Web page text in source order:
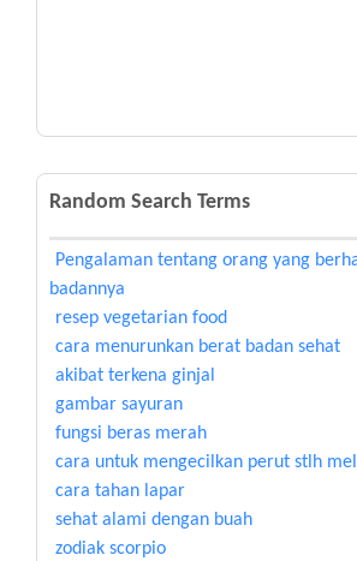
Random Search Terms
Pengalaman tentang orang yang
badannya
resep vegetarian food
cara menurunkan berat badan sehat
akibat terkena ginjal
gambar sayuran
fungsi beras merah
cara untuk mengecilkan perut stlh
cara tahan lapar
sehat alami dengan buah
zodiak scorpio